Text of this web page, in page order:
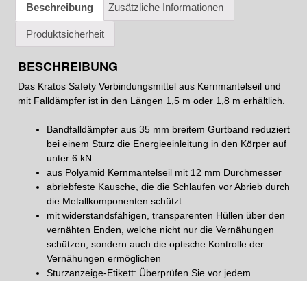
Beschreibung Zusätzliche Informationen
Produktsicherheit
BESCHREIBUNG
Das Kratos Safety Verbindungsmittel aus Kernmantelseil und
mit Falldämpfer ist in den Längen 1,5 m oder 1,8 m erhältlich.
Bandfalldämpfer aus 35 mm breitem Gurtband reduziert
bei einem Sturz die Energieeinleitung in den Körper auf
unter 6 kN
aus Polyamid Kernmantelseil mit 12 mm Durchmesser
abriebfeste Kausche, die die Schlaufen vor Abrieb durch
die Metallkomponenten schützt
mit widerstandsfähigen, transparenten Hüllen über den
vernähten Enden, welche nicht nur die Vernähungen
schützen, sondern auch die optische Kontrolle der
Vernähungen ermöglichen
Sturzanzeige-Etikett: Überprüfen Sie vor jedem